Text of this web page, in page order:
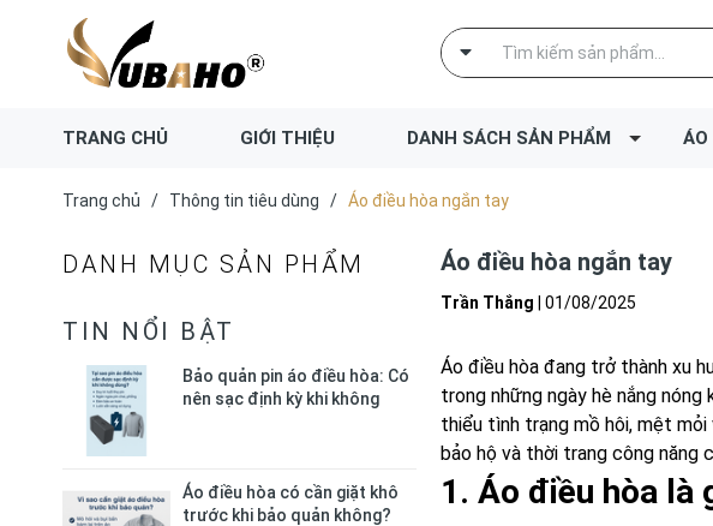
TRANG CHỦ GIỚI THIỆU DANH SÁCH SẢN PHẨM ÁO
Trang chủ / Thông tin tiêu dùng / Áo điều hòa ngắn tay
DANH MỤC SẢN PHẨM
TIN NỔI BẬT
Bảo quản pin áo điều hòa: Có
nên sạc định kỳ khi không
Áo điều hòa có cần giặt khô
trước khi bảo quản không?
Áo điều hòa ngắn tay
Trần Thắng 01/08/2025
Áo điều hòa đang trở thành xu
trong những ngày hè nắng
thiểu tình trạng mồ hôi, mệt
bảo hộ và thời trang công năng
1. Áo điều hòa là